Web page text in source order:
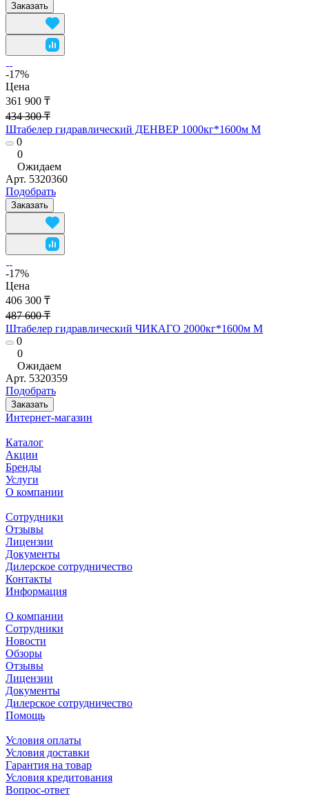
Заказать
-17%
Цена
361 900 ₸
434 300 ₸
Штабелер гидравлический ДЕНВЕР 1000кг*1600м М
0
0
Ожидаем
Арт. 5320360
Подобрать
Заказать
-17%
Цена
406 300 ₸
487 600 ₸
Штабелер гидравлический ЧИКАГО 2000кг*1600м М
0
0
Ожидаем
Арт. 5320359
Подобрать
Заказать
Интернет-магазин
Каталог
Акции
Бренды
Услуги
О компании
Сотрудники
Отзывы
Лицензии
Документы
Дилерское сотрудничество
Контакты
Информация
О компании
Сотрудники
Новости
Обзоры
Отзывы
Лицензии
Документы
Дилерское сотрудничество
Помощь
Условия оплаты
Условия доставки
Гарантия на товар
Условия кредитования
Вопрос-ответ